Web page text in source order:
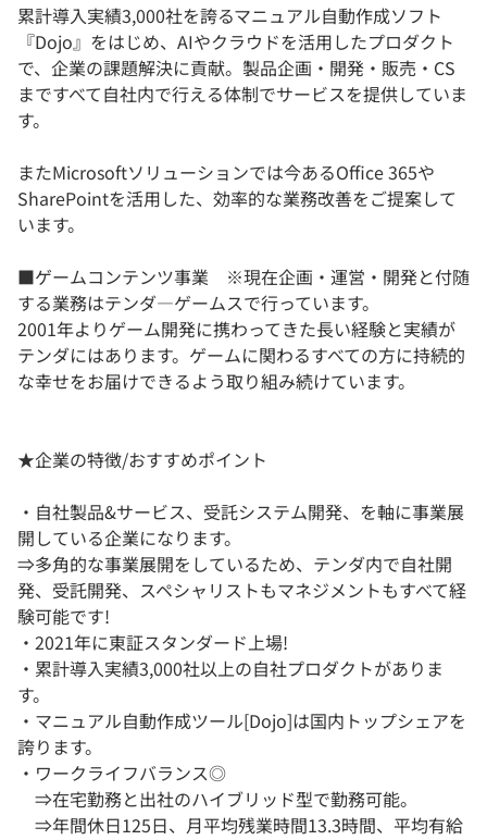
累計導入実績3,000社を誇るマニュアル自動作成ソフト
『Dojo』をはじめ、AIやクラウドを活用したプロダクト
で、企業の課題解決に貢献。製品企画・開発・販売・CS
まですべて自社内で行える体制でサービスを提供していま
す。
またMicrosoftソリューションでは今あるOffice 365や
SharePointを活用した、効率的な業務改善をご提案して
います。
■ゲームコンテンツ事業 ※現在企画・運営・開発と付随
する業務はテンダ―ゲームスで行っています。
2001年よりゲーム開発に携わってきた長い経験と実績が
テンダにはあります。ゲームに関わるすべての方に持続的
な幸せをお届けできるよう取り組み続けています。
★企業の特徴/おすすめポイント
・自社製品&サービス、受託システム開発、を軸に事業展
開している企業になります。
⇒多角的な事業展開をしているため、テンダ内で自社開
発、受託開発、スペシャリストもマネジメントもすべて経
験可能です!
・2021年に東証スタンダード上場!
・累計導入実績3,000社以上の自社プロダクトがありま
す。
・マニュアル自動作成ツール[Dojo]は国内トップシェアを
誇ります。
・ワークライフバランス◎
⇒在宅勤務と出社のハイブリッド型で勤務可能。
⇒年間休日125日、月平均残業時間13.3時間、平均有給